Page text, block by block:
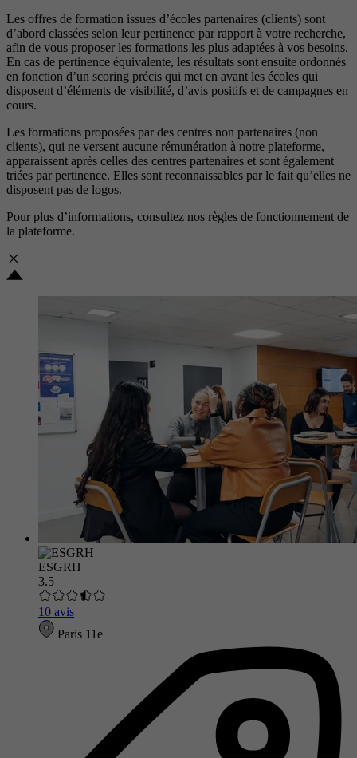
Les offres de formation issues d’écoles partenaires (clients) sont
d’abord classées selon leur pertinence par rapport à votre recherche,
afin de vous proposer les formations les plus adaptées à vos besoins.
En cas de pertinence équivalente, les résultats sont ensuite ordonnés
en fonction d’un scoring précis qui met en avant les écoles qui
disposent d’éléments de visibilité, d’avis positifs et de campagnes en
cours.
Les formations proposées par des centres non partenaires (non
clients), qui ne versent aucune rémunération à notre plateforme,
apparaissent après celles des centres partenaires et sont également
triées par pertinence. Elles sont reconnaissables par le fait qu’elles ne
disposent pas de logos.
Pour plus d’informations, consultez nos règles de fonctionnement de
la plateforme.
ESGRH
3.5
10 avis
Paris 11e